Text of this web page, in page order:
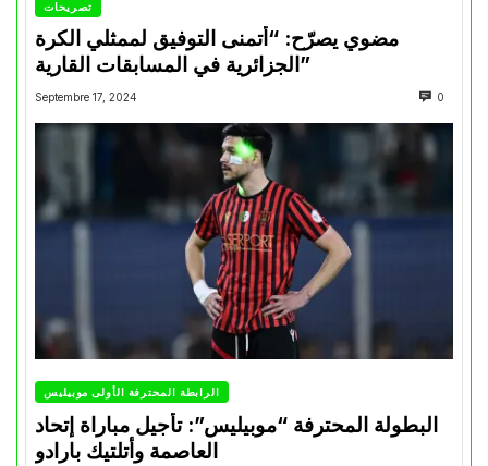
تصريحات
مضوي يصرّح: “أتمنى التوفيق لممثلي الكرة
الجزائرية في المسابقات القارية”
Septembre 17, 2024 0
الرابطة المحترفة الأولى موبيليس
البطولة المحترفة “موبيليس”: تأجيل مباراة إتحاد
العاصمة وأتلتيك بارادو